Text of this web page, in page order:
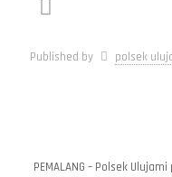
Published by polsek
PEMALANG – Polsek